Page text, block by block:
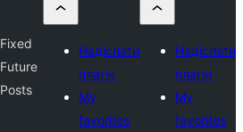
Fixed
Future
Posts
Надіслати
плагін
My
favorites
Надіслати
плагін
My
favorites